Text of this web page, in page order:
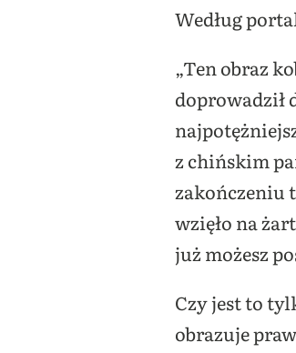
Według
„Ten obraz
doprowadził
z chińskim
zakończeniu
wzięło na
już możesz
Czy jest to
obrazuje